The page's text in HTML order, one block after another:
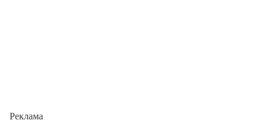
Реклама